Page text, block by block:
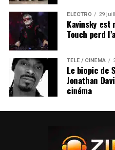
ÉLECTRO 29
Kavinsky est
Touch perd
TÉLÉ / CINÉMA
Le biopic de
Jonathan
cinéma